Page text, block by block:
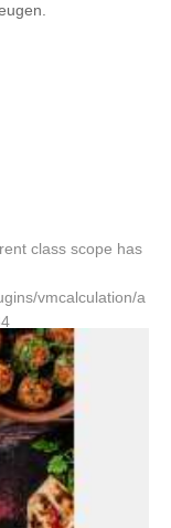
class scope has
vmcalculation/a